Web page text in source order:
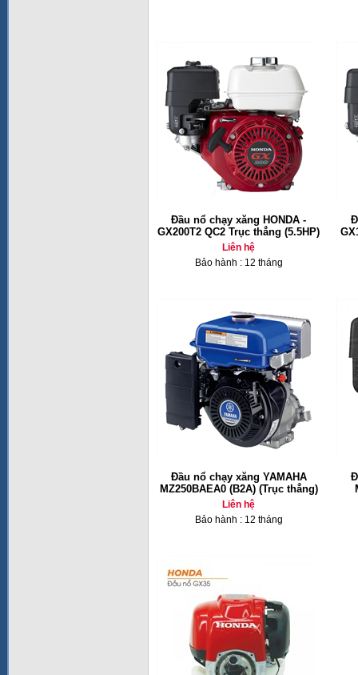
Đầu nổ chạy xăng HONDA -
GX200T2 QC2 Trục thẳng (5.5HP)
Liên hệ
Bảo hành : 12 tháng
Đầu nổ chạy xăng YAMAHA
MZ250BAEA0 (B2A) (Trục thẳng)
Liên hệ
Bảo hành : 12 tháng